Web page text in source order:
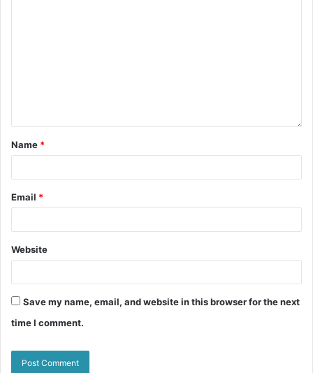
Name *
Email *
Website
Save my name, email, and website in this browser for the next
time I comment.